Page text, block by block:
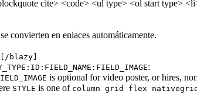
cite> <code> <ul type> <ol start type>
convierten en enlaces automáticamente.
blazy]
:
is optional for video poster, or hires,
STYLE is one of column grid flex nativegrid